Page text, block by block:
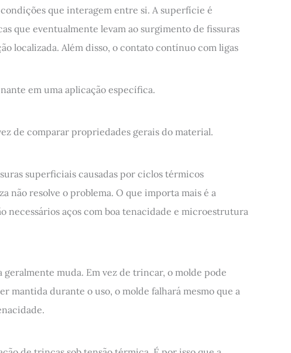
que interagem entre si. A superfície é
que eventualmente levam ao surgimento de fissuras
localizada. Além disso, o contato contínuo com ligas
em uma aplicação específica.
de comparar propriedades gerais do material.
superficiais causadas por ciclos térmicos
não resolve o problema. O que importa mais é a
necessários aços com boa tenacidade e microestrutura
muda. Em vez de trincar, o molde pode
mantida durante o uso, o molde falhará mesmo que a